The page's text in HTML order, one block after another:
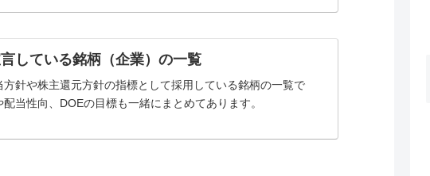
している銘柄（企業）の一覧
方針や株主還元方針の指標として採用している銘柄の一覧で
当性向、DOEの目標も一緒にまとめてあります。